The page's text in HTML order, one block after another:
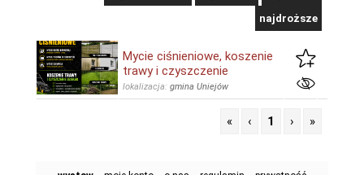
najdroższe
Mycie ciśnieniowe, koszenie
trawy i czyszczenie
lokalizacja: gmina Uniejów
« ‹ 1 › »